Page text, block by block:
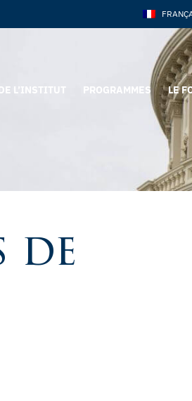
L’INSTITUT PROGRAMMES LE
de